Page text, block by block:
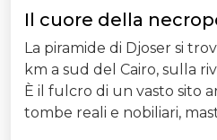
Il cuore della
La piramide di Djoser si
km a sud del Cairo, sulla
È il fulcro di un vasto sito
tombe reali e nobiliari,